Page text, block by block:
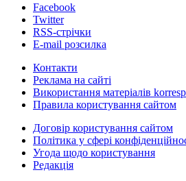
Facebook
Twitter
RSS-стрічки
E-mail розсилка
Контакти
Реклама на сайті
Використання матеріалів
Правила користування сайтом
Договір користування сайтом
Політика у сфері
Угода щодо користування
Редакція